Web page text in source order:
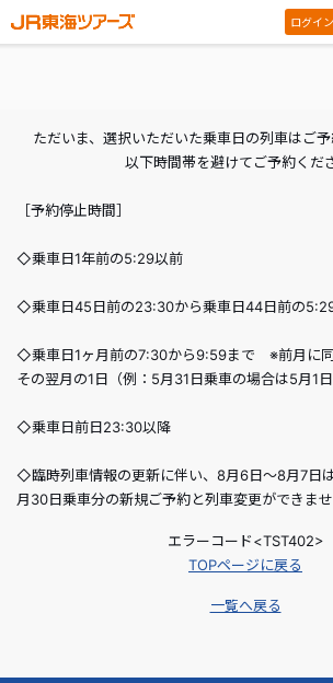
ログイン
ただいま、選択いただいた乗車日の列車はご予
以下時間帯を避けてご予約くだ
［予約停止時間］
◇乗車日1年前の5:29以前
◇乗車日45日前の23:30から乗車日44日前の
◇乗車日1ヶ月前の7:30から9:59まで ※前月に同
その翌月の1日（例：5月31日乗車の場合は5月1日
◇乗車日前日23:30以降
◇臨時列車情報の更新に伴い、8月6日～8月7日
月30日乗車分の新規ご予約と列車変更ができませ
エラーコード<TST402>
TOPページに戻る
一覧へ戻る